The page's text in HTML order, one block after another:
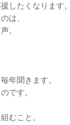
したくなります
は、
。
年聞きます。
です。
むこと。